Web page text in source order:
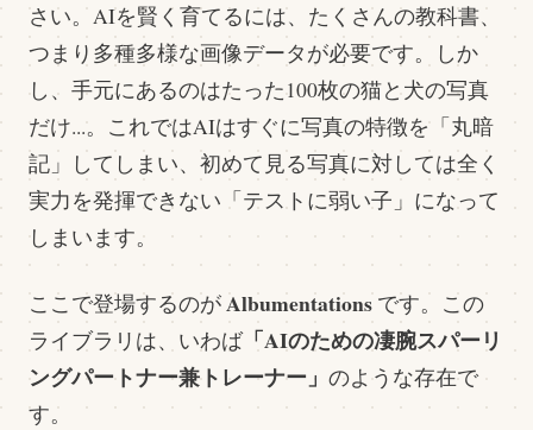
さい。AIを賢く育てるには、たくさんの教科書、
つまり多種多様な画像データが必要です。しか
し、手元にあるのはたった100枚の猫と犬の写真
だけ...。これではAIはすぐに写真の特徴を「丸暗
記」してしまい、初めて見る写真に対しては全く
実力を発揮できない「テストに弱い子」になって
しまいます。
ここで登場するのがAlbumentations です。この
ライブラリは、いわば「AIのための凄腕スパーリ
ングパートナー兼トレーナー」 のような存在で
す。